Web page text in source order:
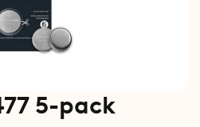
5-pack